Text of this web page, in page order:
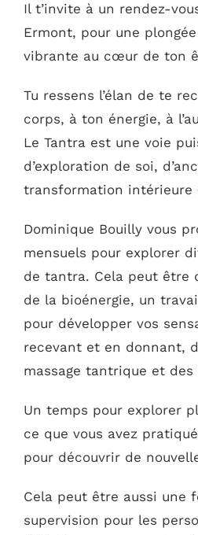
Il t’invite à un rendez-
Ermont, pour une
vibrante au cœur de ton
Tu ressens l’élan de te
corps, à ton énergie, à
Le Tantra est une voie
d’exploration de soi,
transformation intérieure
Dominique Bouilly vous
mensuels pour explorer
de tantra. Cela peut être
de la bioénergie, un
pour développer vos
recevant et en donnant,
massage tantrique et
Un temps pour explorer
ce que vous avez
pour découvrir de
Cela peut être aussi une
supervision pour les